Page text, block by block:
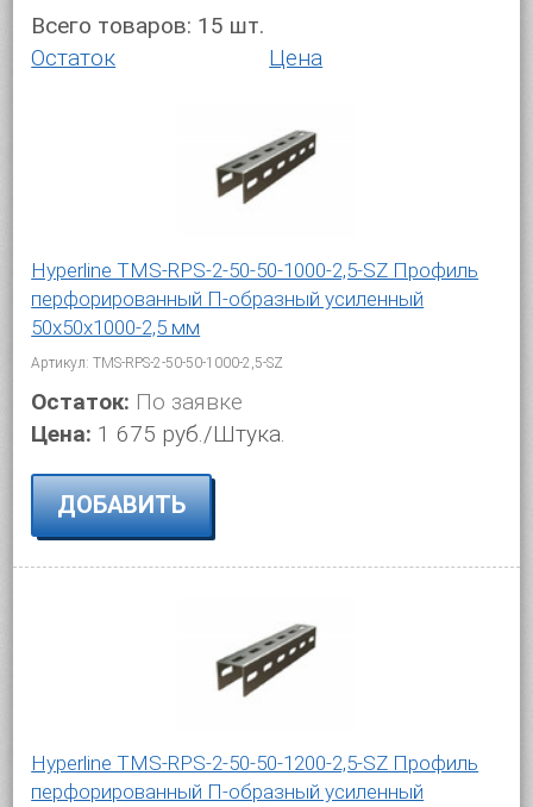
Всего товаров: 15 шт.
Остаток
Цена
Hyperline TMS-RPS-2-50-50-1000-2,5-SZ Профиль
перфорированный П-образный усиленный
50х50х1000-2,5 мм
Артикул: TMS-RPS-2-50-50-1000-2,5-SZ
Остаток: По заявке
Цена: 1 675 руб./Штука.
ДОБАВИТЬ
Hyperline TMS-RPS-2-50-50-1200-2,5-SZ Профиль
перфорированный П-образный усиленный